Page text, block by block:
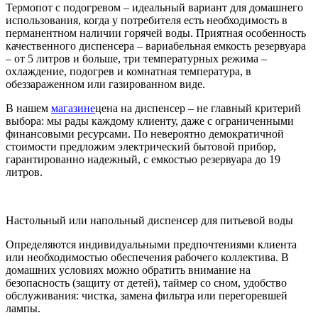
Термопот с подогревом – идеальный вариант для домашнего
использования, когда у потребителя есть необходимость в
перманентном наличии горячей воды. Приятная особенность
качественного диспенсера – вариабельная емкость резервуара
– от 5 литров и больше, три температурных режима –
охлаждение, подогрев и комнатная температура, в
обеззараженном или газированном виде.
В нашем магазинецена на диспенсер – не главный критерий
выбора: мы рады каждому клиенту, даже с ограниченными
финансовыми ресурсами. По невероятно демократичной
стоимости предложим электрический бытовой прибор,
гарантированно надежный, с емкостью резервуара до 19
литров.
Настольный или напольный диспенсер для питьевой воды
Определяются индивидуальными предпочтениями клиента
или необходимостью обеспечения рабочего коллектива. В
домашних условиях можно обратить внимание на
безопасность (защиту от детей), таймер со сном, удобство
обслуживания: чистка, замена фильтра или перегоревшей
лампы.